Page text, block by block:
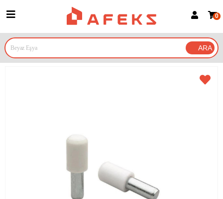
Google İle Bağlan
0